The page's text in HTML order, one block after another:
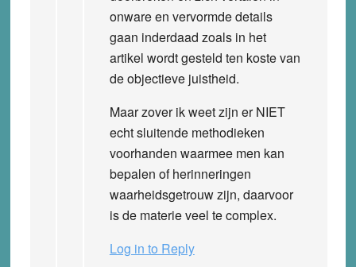
onware en vervormde details
gaan inderdaad zoals in het
artikel wordt gesteld ten koste van
de objectieve juistheid.
Maar zover ik weet zijn er NIET
echt sluitende methodieken
voorhanden waarmee men kan
bepalen of herinneringen
waarheidsgetrouw zijn, daarvoor
is de materie veel te complex.
Log in to Reply